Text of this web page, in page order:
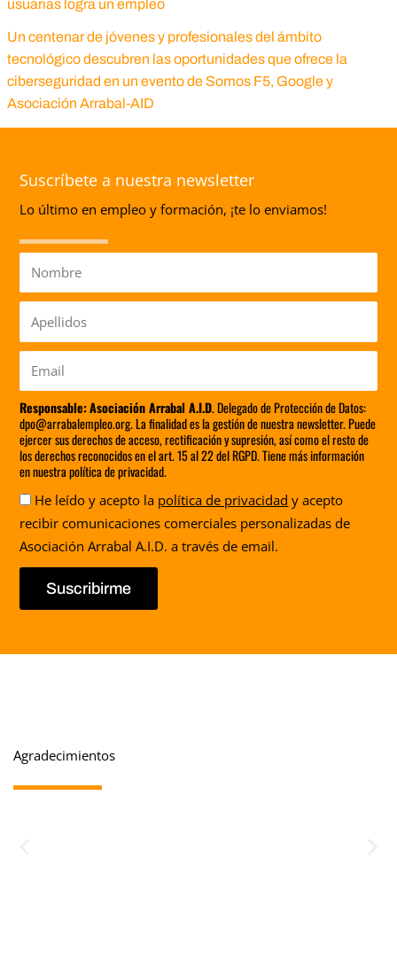
usuarias logra un empleo
Un centenar de jóvenes y profesionales del ámbito
tecnológico descubren las oportunidades que ofrece la
ciberseguridad en un evento de Somos F5, Google y
Asociación Arrabal-AID
Suscríbete a nuestra newsletter
Lo último en empleo y formación, ¡te lo enviamos!
Nombre
Apellidos
Responsable: Asociación Arrabal A.I.D. Delegado de Protección de Datos:
dpo@arrabalempleo.org. La finalidad es la gestión de nuestra newsletter. Puede
ejercer sus derechos de acceso, rectificación y supresión, así como el resto de
los derechos reconocidos en el art. 15 al 22 del RGPD. Tiene más información
en nuestra política de privacidad.
Aceptación
He leído y acepto la política de privacidad y acepto
recibir comunicaciones comerciales personalizadas de
Asociación Arrabal A.I.D. a través de email.
Suscribirme
Agradecimientos